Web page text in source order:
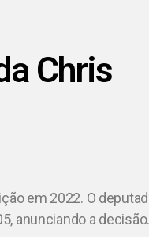
Chris
em 2022. O
anunciando a decisão.